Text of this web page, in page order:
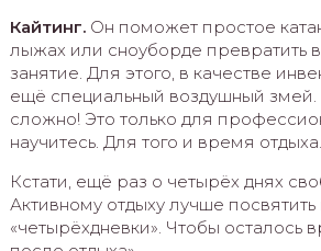
Кайтинг.Он поможет простое
лыжах или сноуборде превратить
занятие. Для этого, в качестве
ещё специальный воздушный змей.
сложно! Это только для
научитесь. Для того и время отдыха.
Кстати, ещё раз о четырёх днях
Активному отдыху лучше
«четырёхдневки». Чтобы осталось